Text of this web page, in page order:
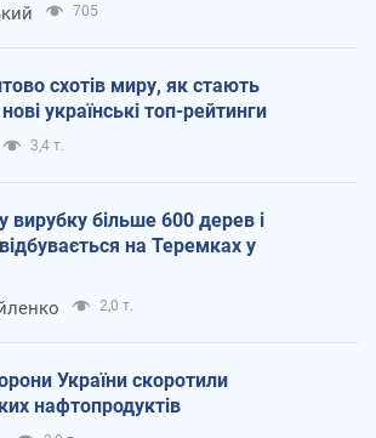
705
схотів миру, як стають
українські топ-рейтинги
3,4 т.
вирубку більше 600 дерев і
на Теремках у
2,0 т.
України скоротили
нафтопродуктів